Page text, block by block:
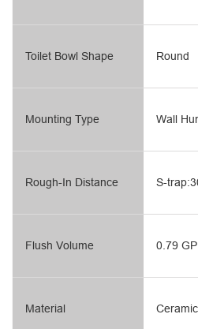
Toilet Bowl Shape
Mounting Type
Rough-In Distance
Flush Volume
Material
Round
Wall
S-
0.79